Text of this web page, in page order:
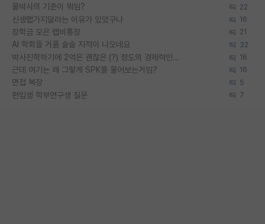
물박사의 기준이 뭐임? 22
신생랩가지말라는 이유가 있었구나 16
장학금 모은 랩비통장 21
AI 학회들 거품 슬슬 지적이 나오네요 32
박사진학하기에 2억은 괜찮은 (?) 정도의 경제력인가요 16
근데 여기는 왜 그렇게 SPK를 물어보는거임? 16
면접 복장 5
편입생 학부연구생 질문 7